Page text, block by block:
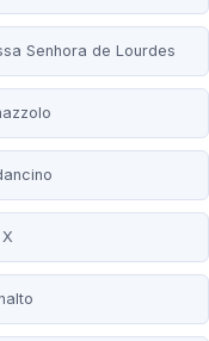
Senhora de Lourdes